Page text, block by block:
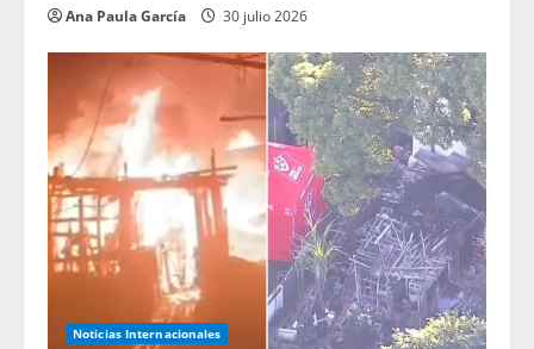
Ana Paula García 30 julio 2026
Noticias Internacionales